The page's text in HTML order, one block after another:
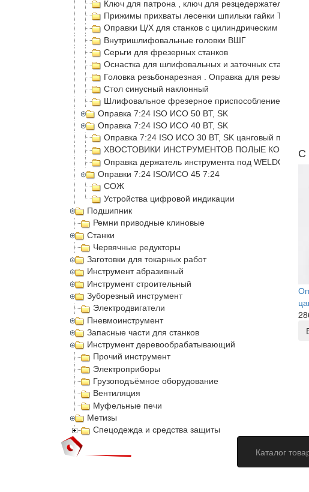
Ключ для патрона , ключ для резцедержателя
Прижимы прихваты лесенки шпильки гайки Т
Оправки Ц/Х для станков с цилиндрическим
Внутришлифовальные головки ВШГ
Серьги для фрезерных станков
Оснастка для шлифовальных и заточных станков
Головка резьбонарезная . Оправка для
Стол синусный наклонный
Шлифовальное фрезерное приспособление для
Оправка 7:24 ISO ИСО 50 BT, SK
Оправка 7:24 ISO ИСО 40 BT, SK
Оправка 7:24 ISO ИСО 30 BT, SK цанговый патрон
ХВОСТОВИКИ ИНСТРУМЕНТОВ ПОЛЫЕ
Оправка держатель инструмента под WELDON
Оправки 7:24 ISO/ИСО 45 7:24
СОЖ
Устройства цифровой индикации
Подшипник
Ремни приводные клиновые
Станки
Червячные редукторы
Заготовки для токарных работ
Инструмент абразивный
Инструмент строительный
Зуборезный инструмент
Электродвигатели
Пневмоинструмент
Запасные части для станков
Инструмент деревообрабатывающий
Прочий инструмент
Электроприборы
Грузоподъёмное оборудование
Вентиляция
Муфельные печи
Метизы
Спецодежда и средства защиты
С
Каталог